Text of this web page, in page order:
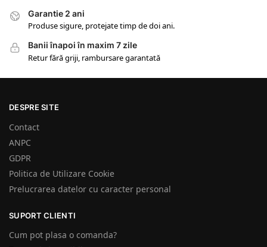
Garantie 2 ani
Produse sigure, protejate timp de doi ani.
Banii înapoi în maxim 7 zile
Retur fără griji, rambursare garantată
DESPRE SITE
Contact
ANPC
GDPR
Politica de Utilizare Cookie
Prelucrarea datelor cu caracter personal
SUPORT CLIENTI
Cum pot plasa o comanda?